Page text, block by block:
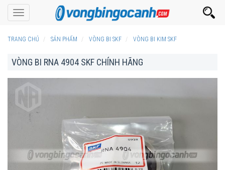
Toggle
navigation
TRANG CHỦ SẢN PHẨM VÒNG BI SKF VÒNG BI KIM SKF
VÒNG BI RNA 4904 SKF CHÍNH HÃNG